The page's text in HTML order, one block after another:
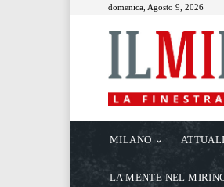
domenica, Agosto 9, 2026
MILANO
LA MENTE NEL